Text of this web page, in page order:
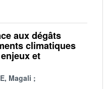
aux dégâts
climatiques
et
Magali